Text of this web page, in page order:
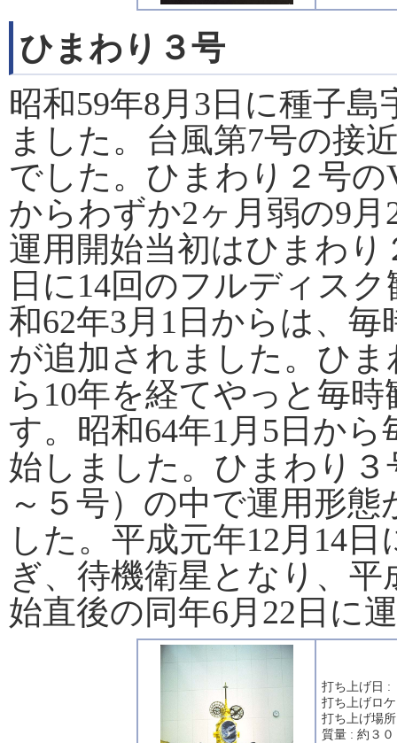
ひまわり３号
昭和59年8月3日に種子
ました。台風第7号の接
でした。ひまわり２号
からわずか2ヶ月弱の9
運用開始当初はひまわ
日に14回のフルディス
和62年3月1日からは、
が追加されました。ひ
ら10年を経てやっと毎
す。昭和64年1月5日か
始しました。ひまわり
～５号）の中で運用形
した。平成元年12月14
ぎ、待機衛星となり、
始直後の同年6月22日に
打ち上げ日 :
打ち上げロ
打ち上げ場
質量 : 約３０